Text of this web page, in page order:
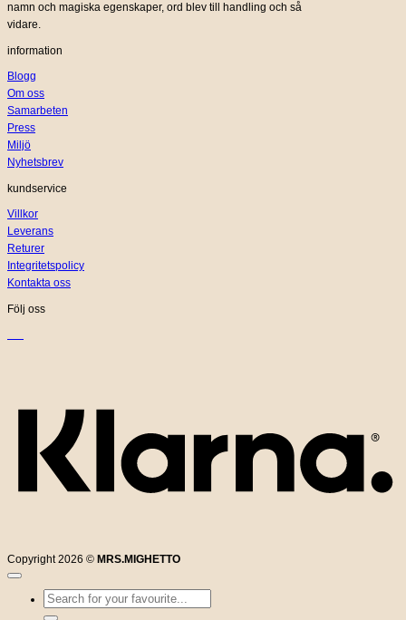
namn och magiska egenskaper, ord blev till handling och så
vidare.
information
Blogg
Om oss
Samarbeten
Press
Miljö
Nyhetsbrev
kundservice
Villkor
Leverans
Returer
Integritetspolicy
Kontakta oss
Följ oss
Copyright 2026 © MRS.MIGHETTO
Sök
efter: